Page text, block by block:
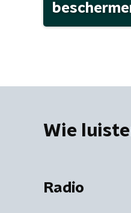
Wie
Radio